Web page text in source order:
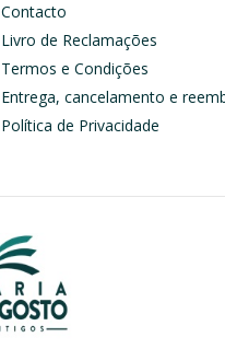
Contacto
Livro de Reclamações
Termos e Condições
Entrega, cancelamento e
Política de Privacidade